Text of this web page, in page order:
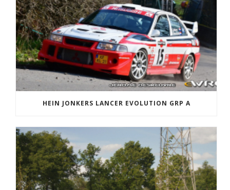
HEIN JONKERS LANCER EVOLUTION GRP A